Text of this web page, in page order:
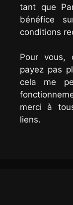
tant que
bénéfice
conditions
Pour vous,
payez pas
cela me
merci à
liens.